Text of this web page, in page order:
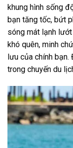
khung hình sống
bạn tăng tốc, bứt
sóng mát lạnh
khó quên, minh
lưu của chính bạn.
trong chuyến du